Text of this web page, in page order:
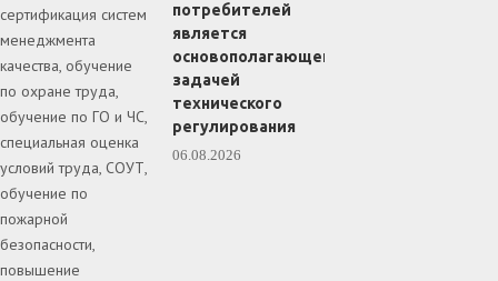
сертификация систем
менеджмента
качества, обучение
по охране труда,
обучение по ГО и ЧС,
специальная оценка
условий труда, СОУТ,
обучение по
пожарной
безопасности,
повышение
потребителей
является
основополагающей
задачей
технического
регулирования
06.08.2026